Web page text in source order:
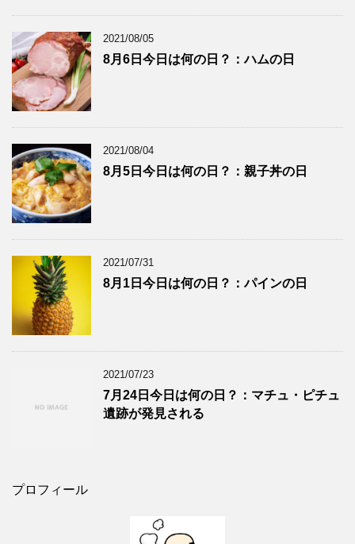
2021/08/05
8月6日今日は何の日？：ハムの日
2021/08/04
8月5日今日は何の日？：親子丼の日
2021/07/31
8月1日今日は何の日？：パインの日
2021/07/23
7月24日今日は何の日？：マチュ・ピチュ
遺跡が発見される
プロフィール